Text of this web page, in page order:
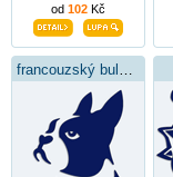
od 102 Kč
francouzský buldoček